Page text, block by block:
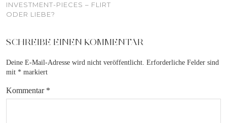
INVESTMENT-PIECES – FLIRT
ODER LIEBE?
SCHREIBE EINEN KOMMENTAR
Deine E-Mail-Adresse wird nicht veröffentlicht. Erforderliche Felder sind
mit * markiert
Kommentar *